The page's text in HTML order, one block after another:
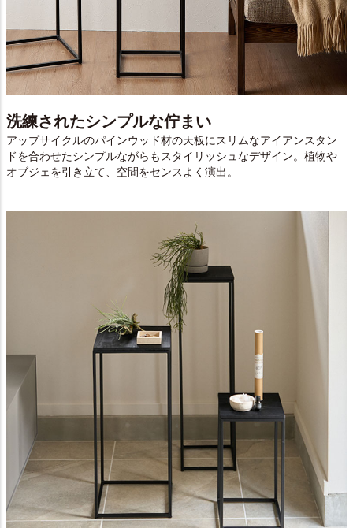
洗練されたシンプルな佇まい
アップサイクルのパインウッド材の天板にスリムなアイアンスタン
ドを合わせたシンプルながらもスタイリッシュなデザイン。植物や
オブジェを引き立て、空間をセンスよく演出。